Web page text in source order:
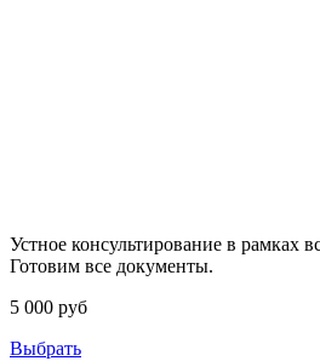
Устное консультирование в рамках
Готовим все документы.
5 000 руб
Выбрать